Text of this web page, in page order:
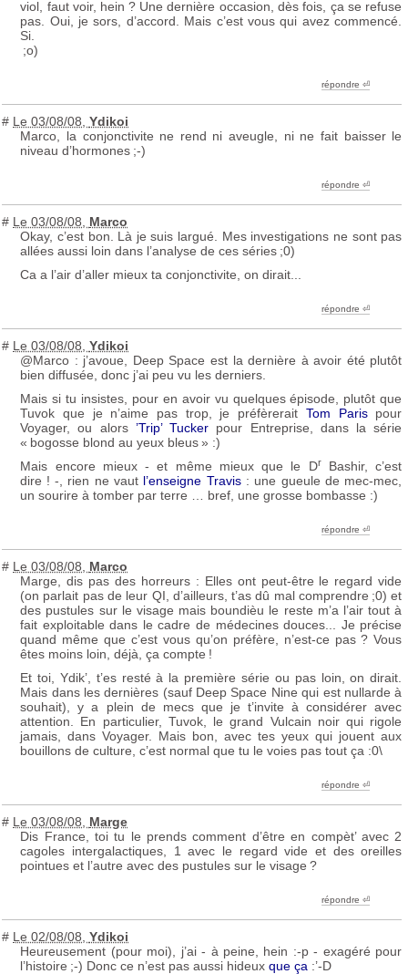
viol, faut voir, hein ? Une dernière occasion, dès fois, ça se refuse
pas. Oui, je sors, d’accord. Mais c’est vous qui avez commencé.
Si.
;o)
répondre ︎⏎
# Le 03/08/08 ,Ydikoi
Marco, la conjonctivite ne rend ni aveugle, ni ne fait baisser le
niveau d’hormones ;-)
répondre ︎⏎
# Le 03/08/08
Marco
Okay, c’est bon. Là je suis largué. Mes investigations ne sont pas
allées aussi loin dans l’analyse de ces séries ;0)
Ca a l’air d’aller mieux ta conjonctivite, on dirait...
répondre ︎⏎
# Le 03/08/08 ,Ydikoi
@Marco : j’avoue, Deep Space est la dernière à avoir été plutôt
bien diffusée, donc j’ai peu vu les derniers.
Mais si tu insistes, pour en avoir vu quelques épisode, plutôt que
Tuvok que je n’aime pas trop, je préfèrerait Tom Parispour
Voyager, ou alors ’Trip’ Tucker pour Entreprise, dans la série
« bogosse blond au yeux bleus » :)
Mais encore mieux - et même mieux que le DrBashir, c’est
dire ! -, rien ne vaut l’enseigne Travis: une gueule de mec-mec,
un sourire à tomber par terre … bref, une grosse bombasse :)
répondre ︎⏎
# Le 03/08/08
Marco
Marge, dis pas des horreurs : Elles ont peut-être le regard vide
(on parlait pas de leur QI , d’ailleurs, t’as dû mal comprendre ;0) et
des pustules sur le visage mais boundièu le reste m’a l’air tout à
fait exploitable dans le cadre de médecines douces... Je précise
quand même que c’est vous qu’on préfère, n’est-ce pas ? Vous
êtes moins loin, déjà, ça compte !
Et toi, Ydik’, t’es resté à la première série ou pas loin, on dirait.
Mais dans les dernières (sauf Deep Space Nine qui est nullarde à
souhait), y a plein de mecs que je t’invite à considérer avec
attention. En particulier, Tuvok, le grand Vulcain noir qui rigole
jamais, dans Voyager. Mais bon, avec tes yeux qui jouent aux
bouillons de culture, c’est normal que tu le voies pas tout ça :0\
répondre ︎⏎
# Le 03/08/08
Marge
Dis France, toi tu le prends comment d’être en compèt’ avec 2
cagoles intergalactiques, 1 avec le regard vide et des oreilles
pointues et l’autre avec des pustules sur le visage ?
répondre ︎⏎
# Le 02/08/08 ,Ydikoi
Heureusement (pour moi), j’ai - à peine, hein :-p - exagéré pour
l’histoire ;-) Donc ce n’est pas aussi hideuxque ça :’-D